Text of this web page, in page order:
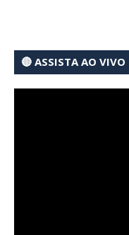
🔴 ASSISTA AO VIVO